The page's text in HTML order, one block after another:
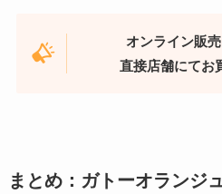
オンライン販
直接店舗にてお
まとめ：ガトーオランジ